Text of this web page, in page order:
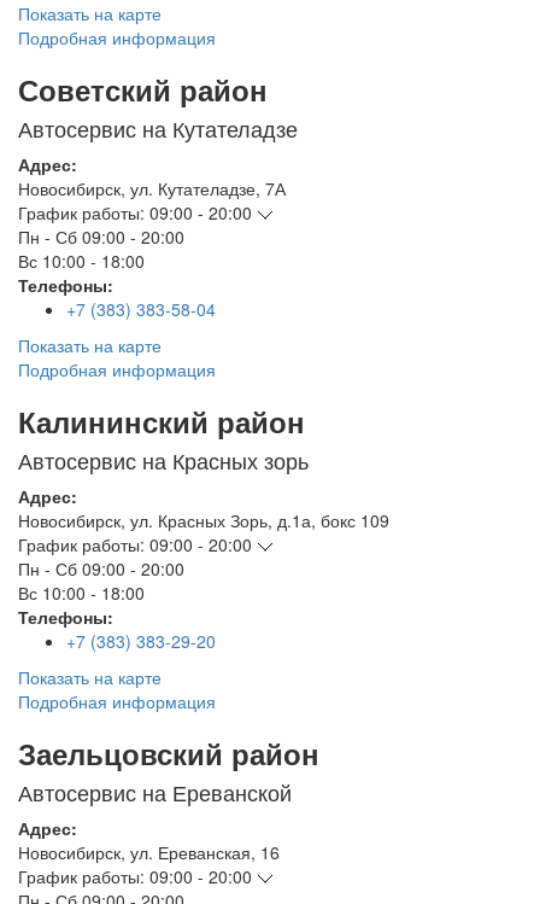
Показать на карте
Подробная информация
Советский район
Автосервис на Кутателадзе
Адрес:
Новосибирск, ул. Кутателадзе, 7А
График работы: 09:00 - 20:00
Пн - Сб 09:00 - 20:00
Вс 10:00 - 18:00
Телефоны:
+7 (383) 383-58-04
Показать на карте
Подробная информация
Калининский район
Автосервис на Красных зорь
Адрес:
Новосибирск, ул. Красных Зорь, д.1а, бокс 109
График работы: 09:00 - 20:00
Пн - Сб 09:00 - 20:00
Вс 10:00 - 18:00
Телефоны:
+7 (383) 383-29-20
Показать на карте
Подробная информация
Заельцовский район
Автосервис на Ереванской
Адрес:
Новосибирск, ул. Ереванская, 16
График работы: 09:00 - 20:00